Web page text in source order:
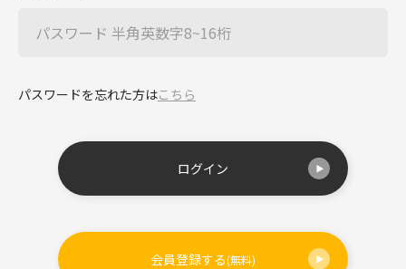
パスワードを忘れた方はこちら
ログイン
会員登録する(無料)